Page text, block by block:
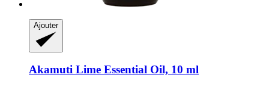
Ajouter
Akamuti Lime Essential Oil, 10 ml